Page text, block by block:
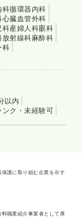
科循環器内科
心臓血管外科
科産婦人科眼科
放射線科麻酔科
科
以内
ンク・未経験可
護に取り組む企業を示す
職業紹介事業者として厚